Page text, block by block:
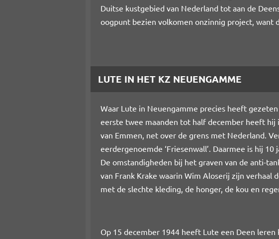
Duitse kustgebied van Nederland tot aan de
oogpunt bezien volkomen onzinnig project, want
LUTE IN HET KZ NEUENGAMME
Waar Lute in Neuengamme precies heeft
eerste twee maanden tot half december heeft
van Emmen, net over de grens met Nederland.
eerdergenoemde ‘Friesenwall’. Daarmee is hij
De omstandigheden bij het graven van de anti-
van Frank Krake waarin Wim Aloserij zijn
met de slechte kleding, de honger, de kou en
Op 15 december 1944 heeft Lute een Deen